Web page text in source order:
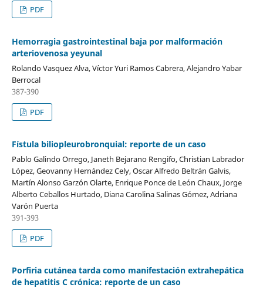
PDF
Hemorragia gastrointestinal baja por malformación
arteriovenosa yeyunal
Rolando Vasquez Alva, Víctor Yuri Ramos Cabrera, Alejandro Yabar
Berrocal
387-390
PDF
Fístula biliopleurobronquial: reporte de un caso
Pablo Galindo Orrego, Janeth Bejarano Rengifo, Christian Labrador
López, Geovanny Hernández Cely, Oscar Alfredo Beltrán Galvis,
Martín Alonso Garzón Olarte, Enrique Ponce de León Chaux, Jorge
Alberto Ceballos Hurtado, Diana Carolina Salinas Gómez, Adriana
Varón Puerta
391-393
PDF
Porfiria cutánea tarda como manifestación extrahepática
de hepatitis C crónica: reporte de un caso